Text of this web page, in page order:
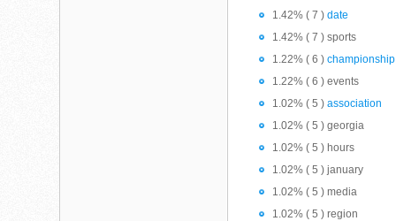
1.42% ( 7 )date
1.42% ( 7 ) sports
1.22% ( 6 )championship
1.22% ( 6 ) events
1.02% ( 5 )association
1.02% ( 5 ) georgia
1.02% ( 5 ) hours
1.02% ( 5 ) january
1.02% ( 5 ) media
1.02% ( 5 ) region